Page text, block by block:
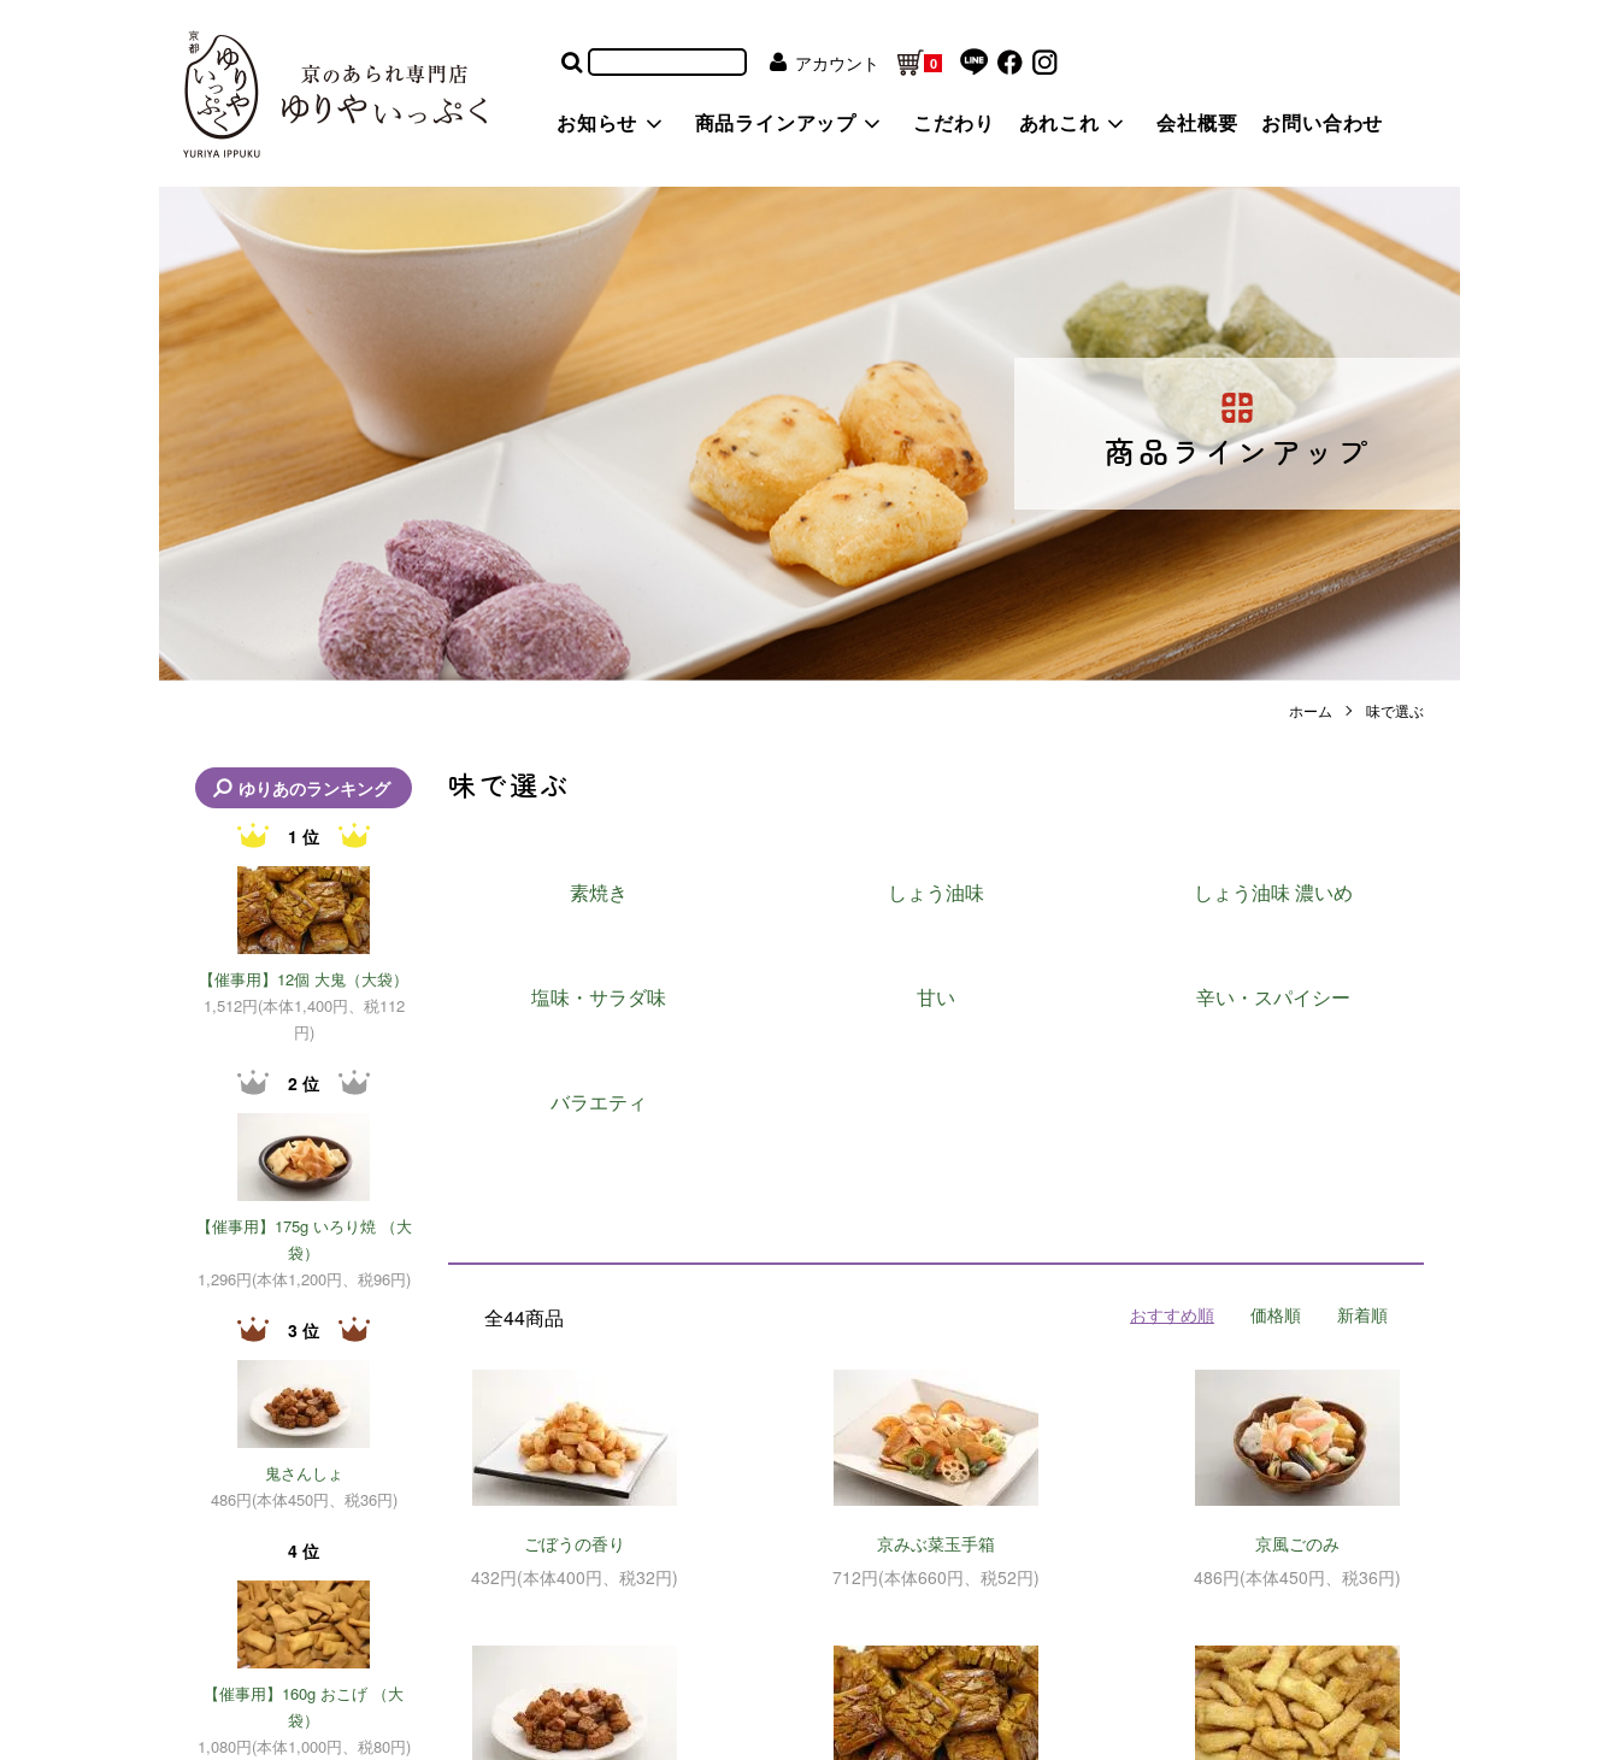
アカウント 0
お知らせ 商品ラインアップ こだわり あれこれ 会社概要 お問い合わせ
商品ラインアップ
ホーム 味で選ぶ
味で選ぶ
素焼き
しょう油味 しょう油味 濃いめ
塩味・サラダ味 甘い 辛い・スパイシー
バラエティ
全44商品 おすすめ順 価格順 新着順
ごぼうの香り
432円(本体400円、税32円)
京みぶ菜玉手箱
712円(本体660円、税52円)
京風ごのみ
486円(本体450円、税36円)
ゆりあのランキング
1 位
【催事用】12個 大鬼（大袋）
1,512円(本体1,400円、税112
円)
2 位
【催事用】175g いろり焼 （大
袋）
1,296円(本体1,200円、税96円)
3 位
鬼さんしょ
486円(本体450円、税36円)
4 位
【催事用】160g おこげ （大
袋）
1,080円(本体1,000円、税80円)